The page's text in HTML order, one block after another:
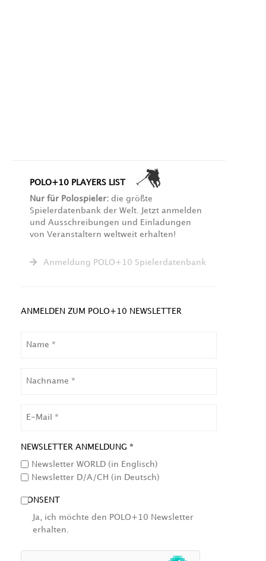
POLO+10 PLAYERS LIST
Nur für Polospieler: die größte
Spielerdatenbank der Welt. Jetzt anmelden
und Ausschreibungen und Einladungen
von Veranstaltern weltweit erhalten!
Anmeldung POLO+10 Spielerdatenbank
ANMELDEN ZUM POLO+10 NEWSLETTER
NEWSLETTER ANMELDUNG *
Newsletter WORLD (in Englisch)
Newsletter D/A/CH (in Deutsch)
CONSENT
Ja, ich möchte den POLO+10 Newsletter
erhalten.